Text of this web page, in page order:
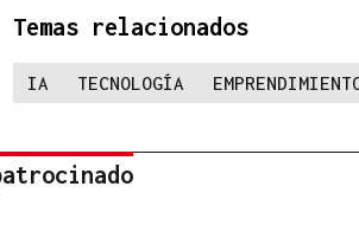
Temas relacionados
IA TECNOLOGÍA